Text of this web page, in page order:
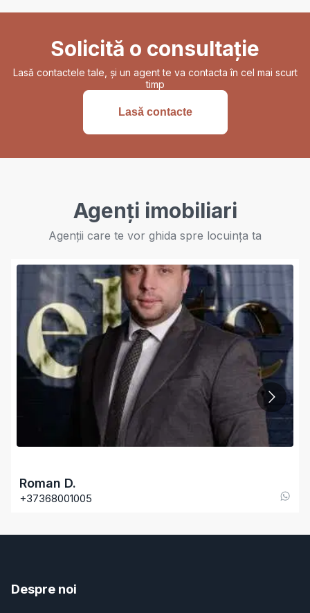
Solicită o consultație
Lasă contactele tale, și un agent te va contacta în cel mai scurt
timp
Lasă contacte
Agenți imobiliari
Agenții care te vor ghida spre locuința ta
Roman D.
+37368001005
Despre noi